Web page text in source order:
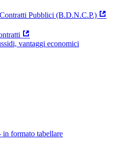
Pubblici (B.D.N.C.P.)
vantaggi economici
in formato tabellare